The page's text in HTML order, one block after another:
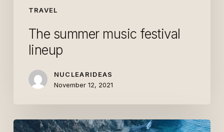
TRAVEL
The summer music festival
lineup
NUCLEARIDEAS
November 12, 2021
The